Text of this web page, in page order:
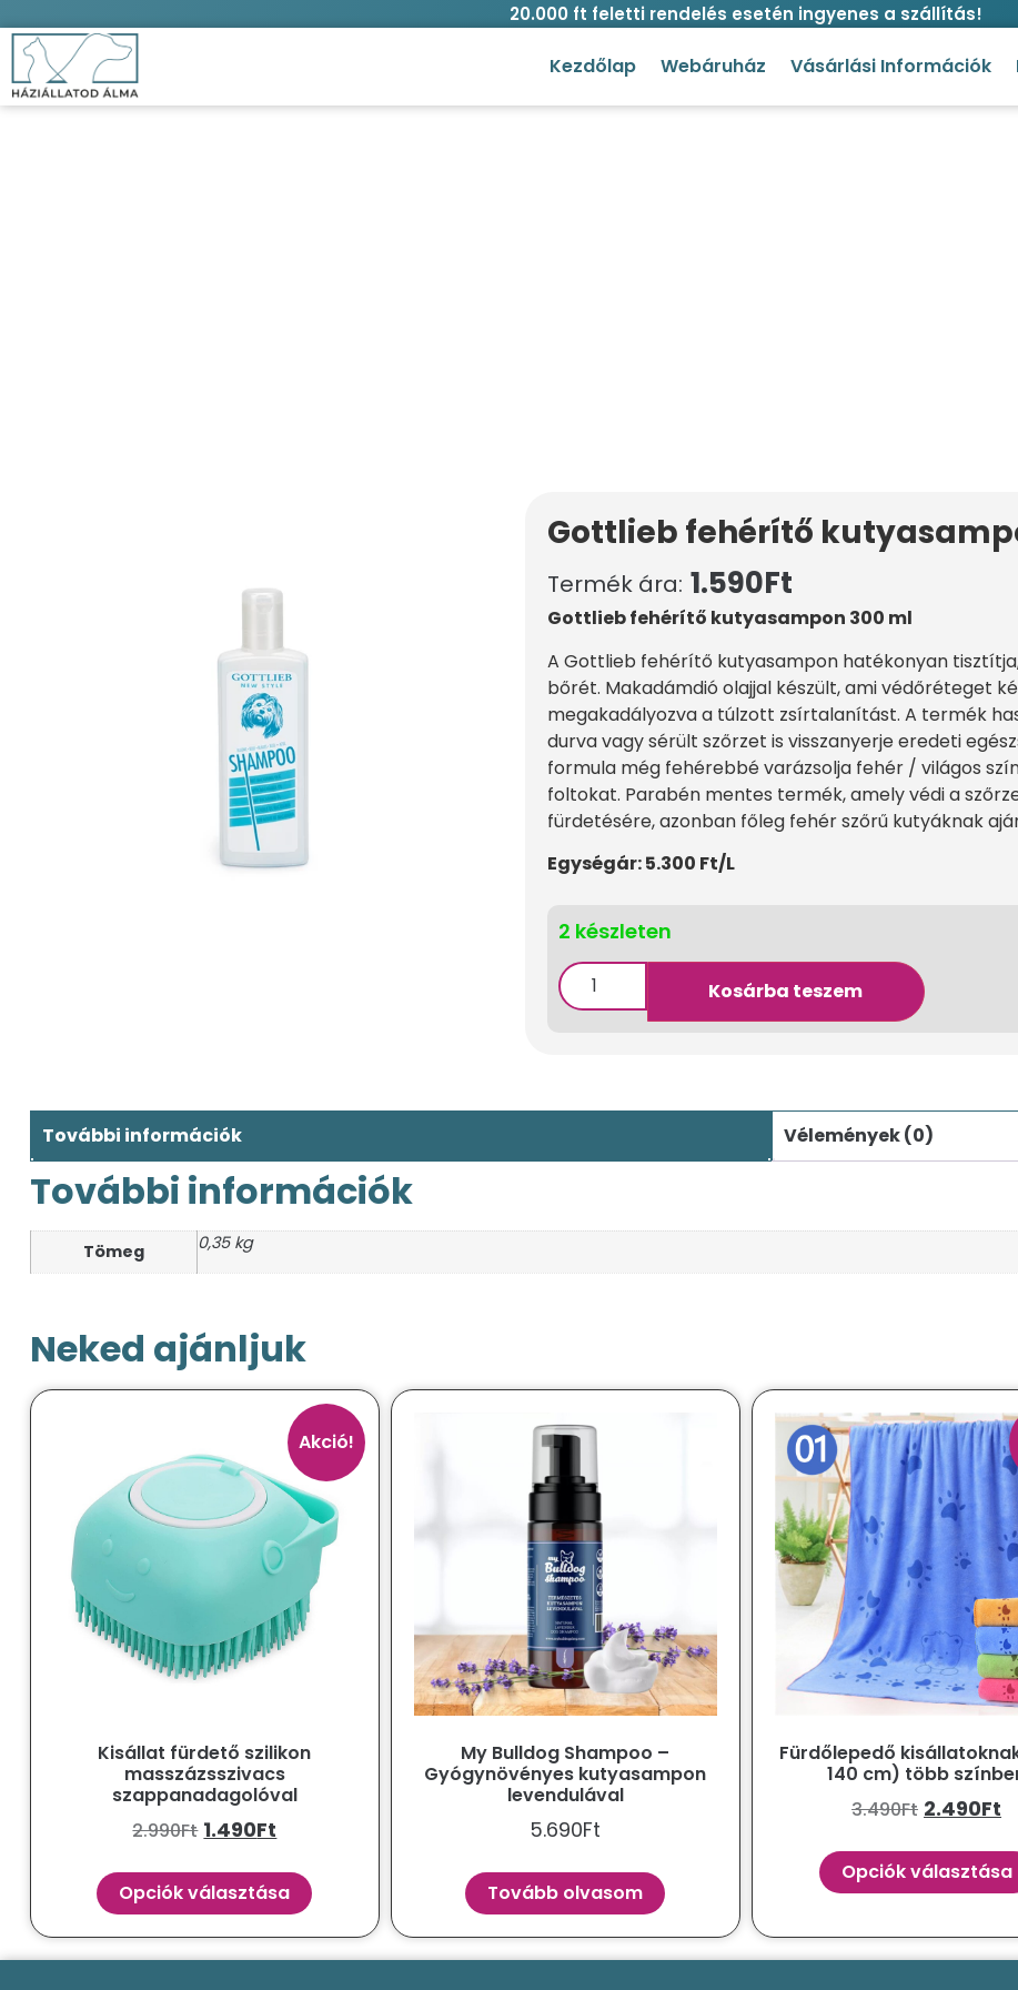
20.000 ft feletti rendelés esetén ingyenes a szállítás!
Kezdőlap Webáruház Vásárlási Információk
Gottlieb fehérítő
Termék ára: 1.590Ft
Gottlieb fehérítő kutyasampon 300 ml
A Gottlieb fehérítő kutyasampon hatékonyan
bőrét. Makadámdió olajjal készült, ami védőréteget
megakadályozva a túlzott zsírtalanítást. A termék
durva vagy sérült szőrzet is visszanyerje eredeti
formula még fehérebbé varázsolja fehér / világos
foltokat. Parabén mentes termék, amely védi a
fürdetésére, azonban főleg fehér szőrű kutyáknak
Egységár: 5.300 Ft/L
2 készleten
Kosárba teszem
További információk Vélemények (0)
További információk
Tömeg 0,35 kg
Neked ajánljuk
Akció!
Kisállat fürdető szilikon
masszázsszivacs
szappanadagolóval
2.990Ft 1.490Ft
Opciók választása
My Bulldog Shampoo –
Gyógynövényes kutyasampon
levendulával
5.690Ft
Tovább olvasom
Fürdőlepedő
140 cm) több
3.490Ft 2.490Ft
Opciók választása